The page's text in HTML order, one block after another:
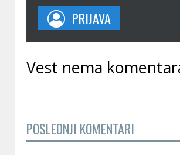
PRIJAVA
Vest nema
POSLEDNJI KOMENTARI